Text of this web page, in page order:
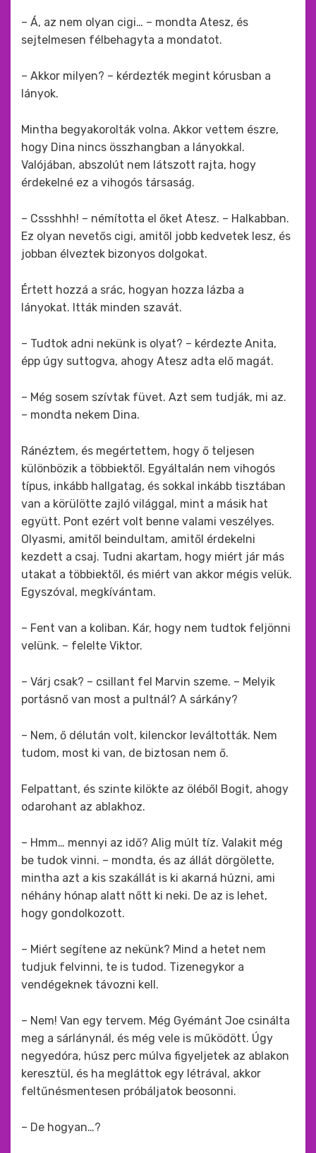
– Á, az nem olyan cigi… – mondta Atesz, és
sejtelmesen félbehagyta a mondatot.
– Akkor milyen? – kérdezték megint kórusban a
lányok.
Mintha begyakorolták volna. Akkor vettem észre,
hogy Dina nincs összhangban a lányokkal.
Valójában, abszolút nem látszott rajta, hogy
érdekelné ez a vihogós társaság.
– Cssshhh! – némította el őket Atesz. – Halkabban.
Ez olyan nevetős cigi, amitől jobb kedvetek lesz, és
jobban élveztek bizonyos dolgokat.
Értett hozzá a srác, hogyan hozza lázba a
lányokat. Itták minden szavát.
– Tudtok adni nekünk is olyat? – kérdezte Anita,
épp úgy suttogva, ahogy Atesz adta elő magát.
– Még sosem szívtak füvet. Azt sem tudják, mi az.
– mondta nekem Dina.
Ránéztem, és megértettem, hogy ő teljesen
különbözik a többiektől. Egyáltalán nem vihogós
típus, inkább hallgatag, és sokkal inkább tisztában
van a körülötte zajló világgal, mint a másik hat
együtt. Pont ezért volt benne valami veszélyes.
Olyasmi, amitől beindultam, amitől érdekelni
kezdett a csaj. Tudni akartam, hogy miért jár más
utakat a többiektől, és miért van akkor mégis velük.
Egyszóval, megkívántam.
– Fent van a koliban. Kár, hogy nem tudtok feljönni
velünk. – felelte Viktor.
– Várj csak? – csillant fel Marvin szeme. – Melyik
portásnő van most a pultnál? A sárkány?
– Nem, ő délután volt, kilenckor leváltották. Nem
tudom, most ki van, de biztosan nem ő.
Felpattant, és szinte kilökte az öléből Bogit, ahogy
odarohant az ablakhoz.
– Hmm… mennyi az idő? Alig múlt tíz. Valakit még
be tudok vinni. – mondta, és az állát dörgölette,
mintha azt a kis szakállát is ki akarná húzni, ami
néhány hónap alatt nőtt ki neki. De az is lehet,
hogy gondolkozott.
– Miért segítene az nekünk? Mind a hetet nem
tudjuk felvinni, te is tudod. Tizenegykor a
vendégeknek távozni kell.
– Nem! Van egy tervem. Még Gyémánt Joe csinálta
meg a sárlánynál, és még vele is működött. Úgy
negyedóra, húsz perc múlva figyeljetek az ablakon
keresztül, és ha megláttok egy létrával, akkor
feltűnésmentesen próbáljatok beosonni.
– De hogyan…?